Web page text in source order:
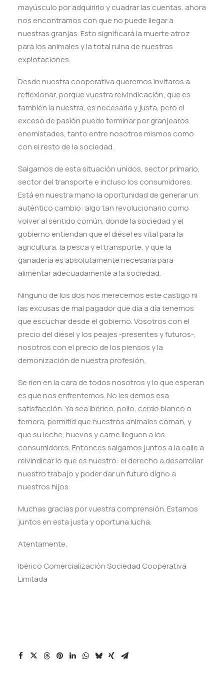
mayúsculo por adquirirlo y cuadrar las cuentas, ahora
nos encontramos con que no puede llegar a
nuestras granjas. Esto significará la muerte atroz
para los animales y la total ruina de nuestras
explotaciones.
Desde nuestra cooperativa queremos invitaros a
reflexionar, porque vuestra reivindicación, que es
también la nuestra, es necesaria y justa, pero el
exceso de pasión puede terminar por granjearos
enemistades, tanto entre nosotros mismos como
con el resto de la sociedad.
Salgamos de esta situación unidos, sector primario,
sector del transporte e incluso los consumidores.
Está en nuestra mano la oportunidad de generar un
auténtico cambio: algo tan revolucionario como
volver al sentido común, donde la sociedad y el
gobierno entiendan que el diésel es vital para la
agricultura, la pesca y el transporte, y que la
ganadería es absolutamente necesaria para
alimentar adecuadamente a la sociedad.
Ninguno de los dos nos merecemos este castigo ni
las excusas de mal pagador que día a día tenemos
que escuchar desde el gobierno. Vosotros con el
precio del diésel y los peajes -presentes y futuros-,
nosotros con el precio de los piensos y la
demonización de nuestra profesión.
Se ríen en la cara de todos nosotros y lo que esperan
es que nos enfrentemos. No les demos esa
satisfacción. Ya sea ibérico, pollo, cerdo blanco o
ternera, permitid que nuestros animales coman, y
que su leche, huevos y carne lleguen a los
consumidores. Entonces salgamos juntos a la calle a
reivindicar lo que es nuestro: el derecho a desarrollar
nuestro trabajo y poder dar un futuro digno a
nuestros hijos.
Muchas gracias por vuestra comprensión. Estamos
juntos en esta justa y oportuna lucha.
Atentamente,
Ibérico Comercialización Sociedad Cooperativa
Limitada